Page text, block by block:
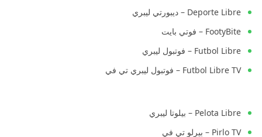
Deporte Libre – ديبورتي ليبري
FootyBite – فوتي بايت
Futbol Libre – فوتبول ليبري
Futbol Libre TV – فوتبول ليبري تي في
Pelota Libre – بيلوتا ليبري
Pirlo TV – بيرلو تي في